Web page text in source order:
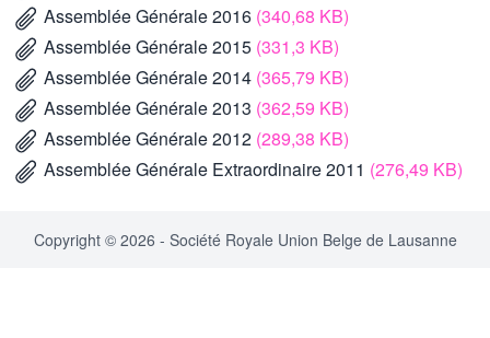
Assemblée Générale 2016 (340,68 KB)
Assemblée Générale 2015 (331,3 KB)
Assemblée Générale 2014 (365,79 KB)
Assemblée Générale 2013 (362,59 KB)
Assemblée Générale 2012 (289,38 KB)
Assemblée Générale Extraordinaire 2011 (276,49 KB)
Copyright © 2026 - Société Royale Union Belge de Lausanne